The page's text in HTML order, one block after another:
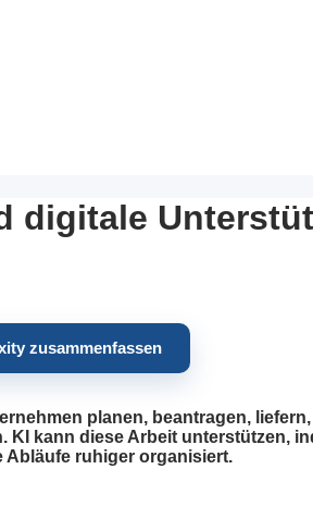
digitale
zusammenfassen
planen, beantragen,
kann diese Arbeit unterstützen,
Abläufe ruhiger organisiert.